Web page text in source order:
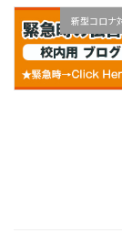
新型コロナ